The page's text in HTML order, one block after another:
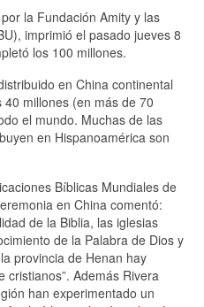
la Fundación Amity y las
imprimió el pasado jueves 8
los 100 millones.
en China continental
millones (en más de 70
el mundo. Muchas de las
en Hispanoamérica son
Bíblicas Mundiales de
en China comentó:
de la Biblia, las iglesias
de la Palabra de Dios y
provincia de Henan hay
Además Rivera
han experimentado un